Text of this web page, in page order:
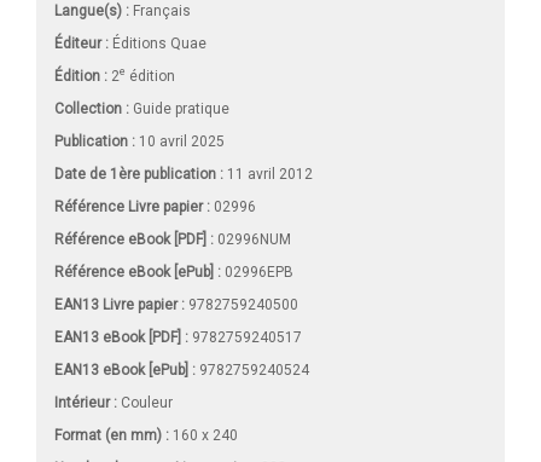
Langue(s) : Français
Éditeur : Éditions Quae
Édition : 2e édition
Collection : Guide pratique
Publication : 10 avril 2025
Date de 1ère publication : 11 avril 2012
Référence Livre papier : 02996
Référence eBook [PDF] : 02996NUM
Référence eBook [ePub] : 02996EPB
EAN13 Livre papier : 9782759240500
EAN13 eBook [PDF] : 9782759240517
EAN13 eBook [ePub] : 9782759240524
Intérieur : Couleur
Format (en mm) : 160 x 240